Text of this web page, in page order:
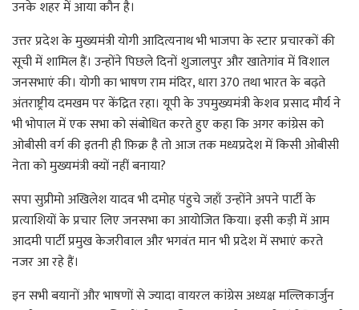
उनके शहर में आया कौन है।
उत्तर प्रदेश के मुख्यमंत्री योगी आदित्यनाथ भी भाजपा के स्टार प्रचारकों की
सूची में शामिल हैं। उन्होंने पिछले दिनों शुजालपुर और खातेगांव में विशाल
जनसभाएं की। योगी का भाषण राम मंदिर, धारा 370 तथा भारत के बढ़ते
अंतराष्ट्रीय दमखम पर केंद्रित रहा। यूपी के उपमुख्यमंत्री केशव प्रसाद मौर्य ने
भी भोपाल में एक सभा को संबोधित करते हुए कहा कि अगर कांग्रेस को
ओबीसी वर्ग की इतनी ही फ़िक्र है तो आज तक मध्यप्रदेश में किसी ओबीसी
नेता को मुख्यमंत्री क्यों नहीं बनाया?
सपा सुप्रीमो अखिलेश यादव भी दमोह पंहुचे जहाँ उन्होंने अपने पार्टी के
प्रत्याशियों के प्रचार लिए जनसभा का आयोजित किया। इसी कड़ी में आम
आदमी पार्टी प्रमुख केजरीवाल और भगवंत मान भी प्रदेश में सभाएं करते
नजर आ रहे हैं।
इन सभी बयानों और भाषणों से ज्यादा वायरल कांग्रेस अध्यक्ष मल्लिकार्जुन